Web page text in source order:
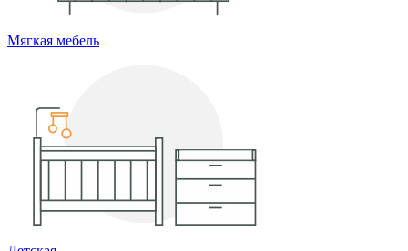
Мягкая мебель